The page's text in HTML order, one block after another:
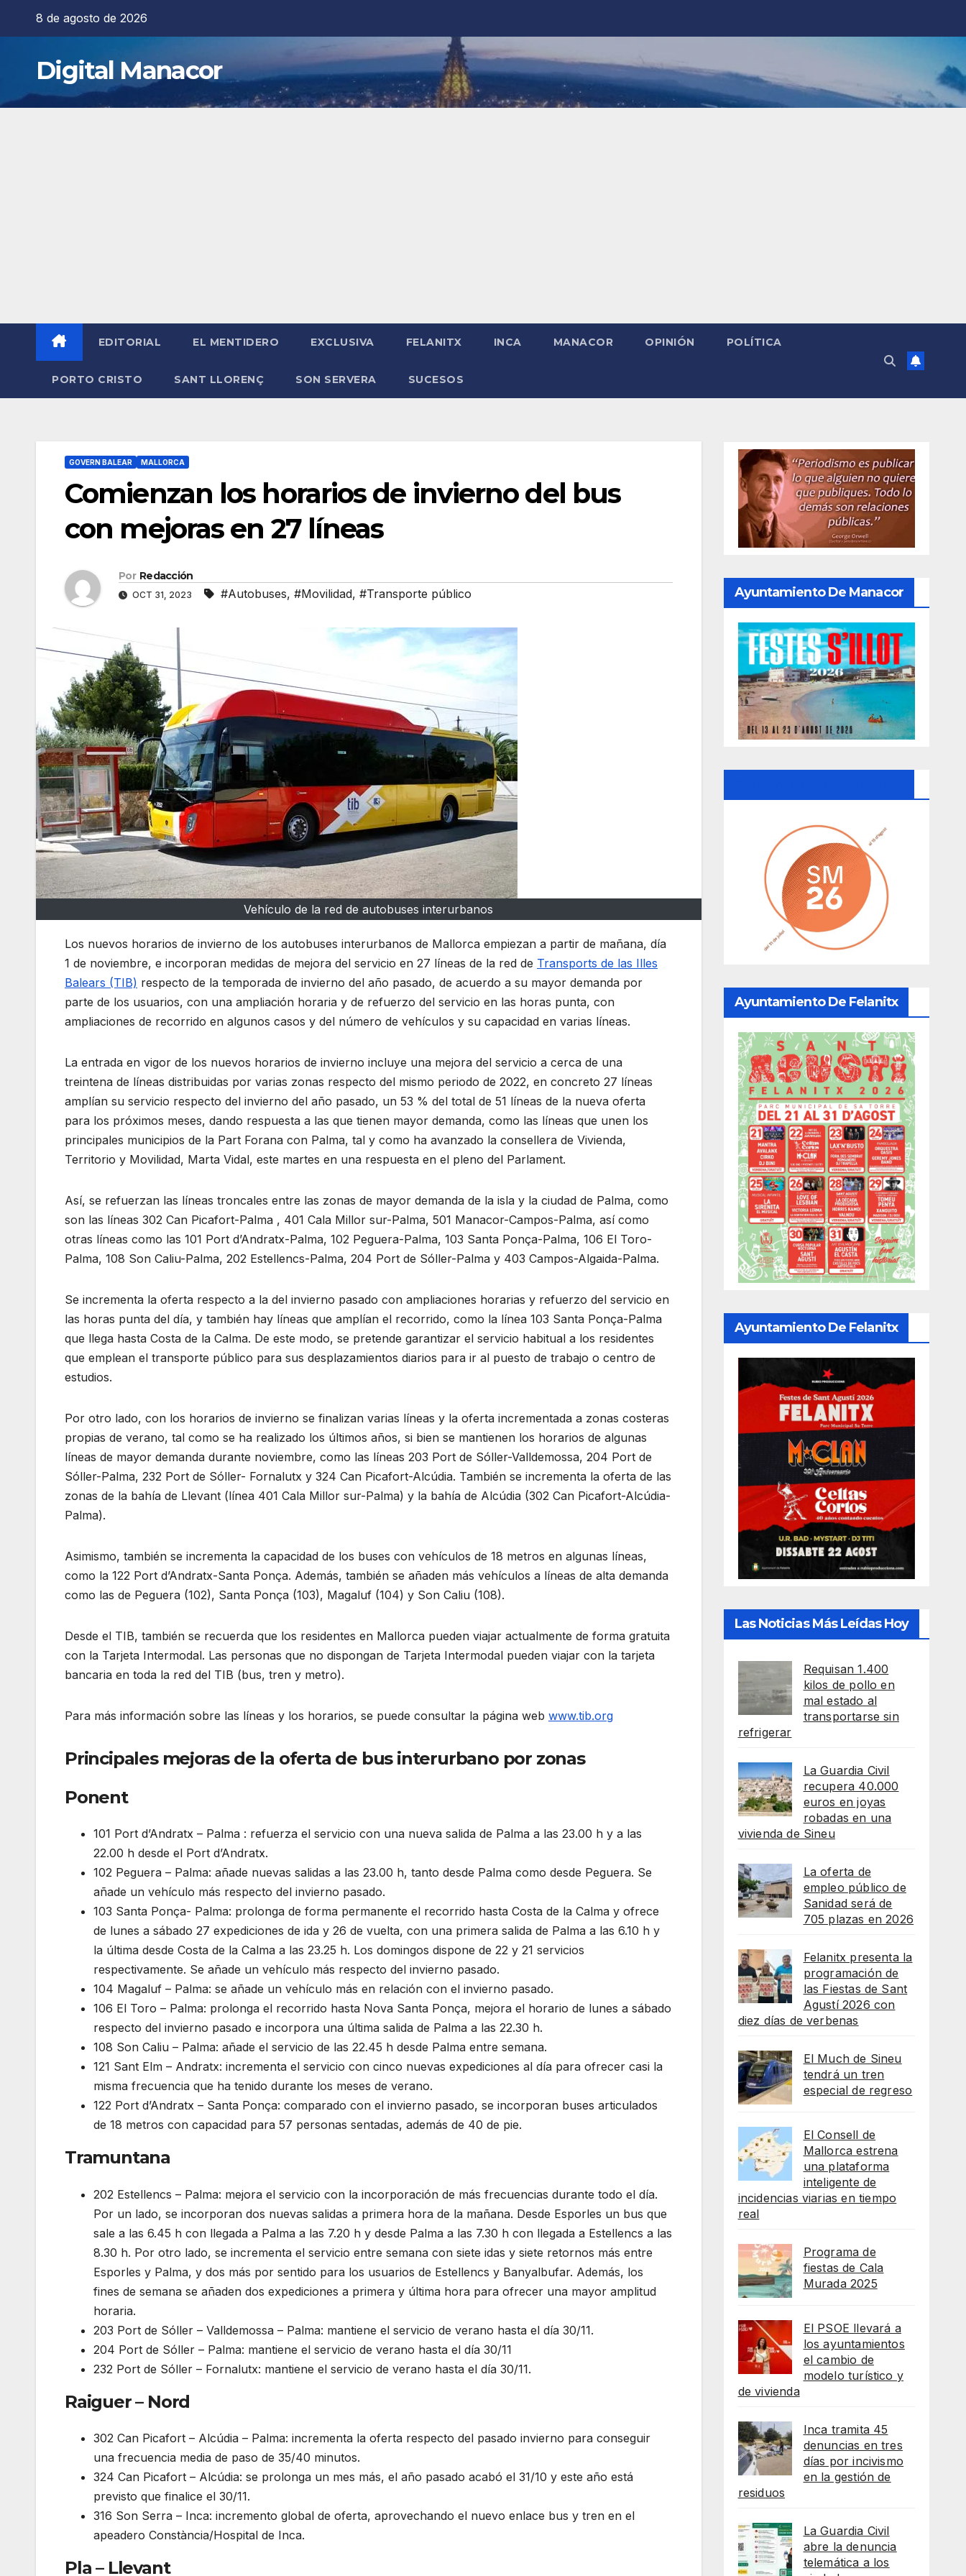
8 de agosto de 2026
Digital Manacor
EDITORIAL EL MENTIDERO EXCLUSIVA FELANITX INCA MANACOR OPINIÓN POLÍTICA
PORTO CRISTO SANT LLORENÇ SON SERVERA SUCESOS
GOVERN BALEAR MALLORCA
Comienzan los horarios de invierno del bus
con mejoras en 27 líneas
Por Redacción
OCT 31, 2023 #Autobuses, #Movilidad, #Transporte público
Vehículo de la red de autobuses interurbanos
Los nuevos horarios de invierno de los autobuses interurbanos de Mallorca empiezan a partir de mañana, día
1 de noviembre, e incorporan medidas de mejora del servicio en 27 líneas de la red de Transports de las Illes
Balears (TIB) respecto de la temporada de invierno del año pasado, de acuerdo a su mayor demanda por
parte de los usuarios, con una ampliación horaria y de refuerzo del servicio en las horas punta, con
ampliaciones de recorrido en algunos casos y del número de vehículos y su capacidad en varias líneas.
La entrada en vigor de los nuevos horarios de invierno incluye una mejora del servicio a cerca de una
treintena de líneas distribuidas por varias zonas respecto del mismo periodo de 2022, en concreto 27 líneas
amplían su servicio respecto del invierno del año pasado, un 53 % del total de 51 líneas de la nueva oferta
para los próximos meses, dando respuesta a las que tienen mayor demanda, como las líneas que unen los
principales municipios de la Part Forana con Palma, tal y como ha avanzado la consellera de Vivienda,
Territorio y Movilidad, Marta Vidal, este martes en una respuesta en el pleno del Parlament.
Así, se refuerzan las líneas troncales entre las zonas de mayor demanda de la isla y la ciudad de Palma, como
son las líneas 302 Can Picafort-Palma , 401 Cala Millor sur-Palma, 501 Manacor-Campos-Palma, así como
otras líneas como las 101 Port d’Andratx-Palma, 102 Peguera-Palma, 103 Santa Ponça-Palma, 106 El Toro-
Palma, 108 Son Caliu-Palma, 202 Estellencs-Palma, 204 Port de Sóller-Palma y 403 Campos-Algaida-Palma.
Se incrementa la oferta respecto a la del invierno pasado con ampliaciones horarias y refuerzo del servicio en
las horas punta del día, y también hay líneas que amplían el recorrido, como la línea 103 Santa Ponça-Palma
que llega hasta Costa de la Calma. De este modo, se pretende garantizar el servicio habitual a los residentes
que emplean el transporte público para sus desplazamientos diarios para ir al puesto de trabajo o centro de
estudios.
Por otro lado, con los horarios de invierno se finalizan varias líneas y la oferta incrementada a zonas costeras
propias de verano, tal como se ha realizado los últimos años, si bien se mantienen los horarios de algunas
líneas de mayor demanda durante noviembre, como las líneas 203 Port de Sóller-Valldemossa, 204 Port de
Sóller-Palma, 232 Port de Sóller- Fornalutx y 324 Can Picafort-Alcúdia. También se incrementa la oferta de las
zonas de la bahía de Llevant (línea 401 Cala Millor sur-Palma) y la bahía de Alcúdia (302 Can Picafort-Alcúdia-
Palma).
Asimismo, también se incrementa la capacidad de los buses con vehículos de 18 metros en algunas líneas,
como la 122 Port d’Andratx-Santa Ponça. Además, también se añaden más vehículos a líneas de alta demanda
como las de Peguera (102), Santa Ponça (103), Magaluf (104) y Son Caliu (108).
Desde el TIB, también se recuerda que los residentes en Mallorca pueden viajar actualmente de forma gratuita
con la Tarjeta Intermodal. Las personas que no dispongan de Tarjeta Intermodal pueden viajar con la tarjeta
bancaria en toda la red del TIB (bus, tren y metro).
Para más información sobre las líneas y los horarios, se puede consultar la página web www.tib.org
Principales mejoras de la oferta de bus interurbano por zonas
Ponent
101 Port d’Andratx – Palma : refuerza el servicio con una nueva salida de Palma a las 23.00 h y a las
22.00 h desde el Port d’Andratx.
102 Peguera – Palma: añade nuevas salidas a las 23.00 h, tanto desde Palma como desde Peguera. Se
añade un vehículo más respecto del invierno pasado.
103 Santa Ponça- Palma: prolonga de forma permanente el recorrido hasta Costa de la Calma y ofrece
de lunes a sábado 27 expediciones de ida y 26 de vuelta, con una primera salida de Palma a las 6.10 h y
la última desde Costa de la Calma a las 23.25 h. Los domingos dispone de 22 y 21 servicios
respectivamente. Se añade un vehículo más respecto del invierno pasado.
104 Magaluf – Palma: se añade un vehículo más en relación con el invierno pasado.
106 El Toro – Palma: prolonga el recorrido hasta Nova Santa Ponça, mejora el horario de lunes a sábado
respecto del invierno pasado e incorpora una última salida de Palma a las 22.30 h.
108 Son Caliu – Palma: añade el servicio de las 22.45 h desde Palma entre semana.
121 Sant Elm – Andratx: incrementa el servicio con cinco nuevas expediciones al día para ofrecer casi la
misma frecuencia que ha tenido durante los meses de verano.
122 Port d’Andratx – Santa Ponça: comparado con el invierno pasado, se incorporan buses articulados
de 18 metros con capacidad para 57 personas sentadas, además de 40 de pie.
Tramuntana
202 Estellencs – Palma: mejora el servicio con la incorporación de más frecuencias durante todo el día.
Por un lado, se incorporan dos nuevas salidas a primera hora de la mañana. Desde Esporles un bus que
sale a las 6.45 h con llegada a Palma a las 7.20 h y desde Palma a las 7.30 h con llegada a Estellencs a las
8.30 h. Por otro lado, se incrementa el servicio entre semana con siete idas y siete retornos más entre
Esporles y Palma, y dos más por sentido para los usuarios de Estellencs y Banyalbufar. Además, los
fines de semana se añaden dos expediciones a primera y última hora para ofrecer una mayor amplitud
horaria.
203 Port de Sóller – Valldemossa – Palma: mantiene el servicio de verano hasta el día 30/11.
204 Port de Sóller – Palma: mantiene el servicio de verano hasta el día 30/11
232 Port de Sóller – Fornalutx: mantiene el servicio de verano hasta el día 30/11.
Raiguer – Nord
302 Can Picafort – Alcúdia – Palma: incrementa la oferta respecto del pasado invierno para conseguir
una frecuencia media de paso de 35/40 minutos.
324 Can Picafort – Alcúdia: se prolonga un mes más, el año pasado acabó el 31/10 y este año está
previsto que finalice el 30/11.
316 Son Serra – Inca: incremento global de oferta, aprovechando el nuevo enlace bus y tren en el
apeadero Constància/Hospital de Inca.
Pla – Llevant
Ayuntamiento De Manacor
Ayuntamiento De Felanitx
Ayuntamiento De Felanitx
Las Noticias Más Leídas Hoy
Requisan 1.400
kilos de pollo en
mal estado al
transportarse sin
refrigerar
La Guardia Civil
recupera 40.000
euros en joyas
robadas en una
vivienda de Sineu
La oferta de
empleo público de
Sanidad será de
705 plazas en 2026
Felanitx presenta la
programación de
las Fiestas de Sant
Agustí 2026 con
diez días de verbenas
El Much de Sineu
tendrá un tren
especial de regreso
El Consell de
Mallorca estrena
una plataforma
inteligente de
incidencias viarias en tiempo
real
Programa de
fiestas de Cala
Murada 2025
El PSOE llevará a
los ayuntamientos
el cambio de
modelo turístico y
de vivienda
Inca tramita 45
denuncias en tres
días por incivismo
en la gestión de
residuos
La Guardia Civil
abre la denuncia
telemática a los